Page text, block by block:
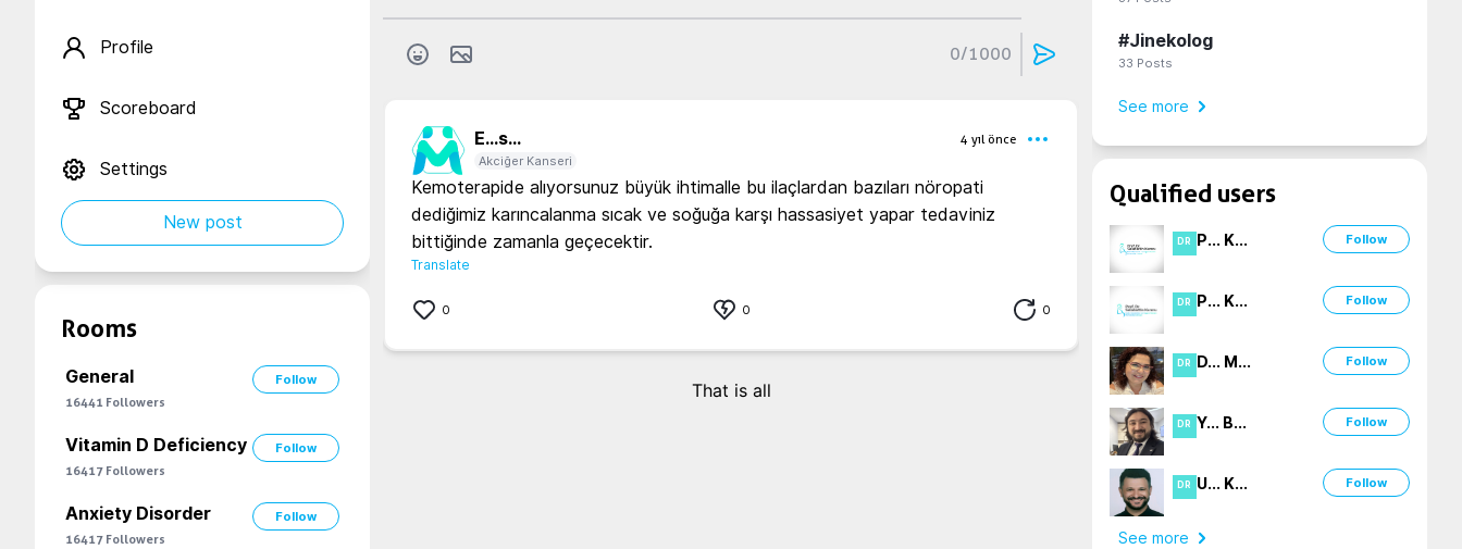
Profile
Scoreboard
Settings
New post
Rooms
General
Follow
16441 Followers
Vitamin D Deficiency
Follow
16417 Followers
Anxiety Disorder
Follow
16417 Followers
0/1000
E...s...
4 yıl önce
Akciğer Kanseri
Kemoterapide alıyorsunuz büyük ihtimalle bu ilaçlardan bazıları nöropati
dediğimiz karıncalanma sıcak ve soğuğa karşı hassasiyet yapar tedaviniz
bittiğinde zamanla geçecektir.
Translate
0 0 0
That is all
#Jinekolog
33 Posts
See more
Qualified users
DR P... K... Follow
DR P... K... Follow
DR D... M... Follow
DR Y... B... Follow
DR U... K... Follow
See more